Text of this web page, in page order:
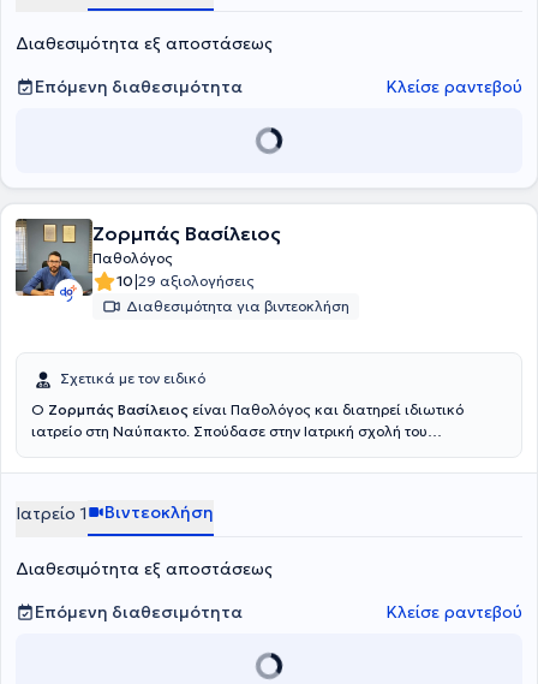
Διαθεσιμότητα εξ αποστάσεως
Επόμενη διαθεσιμότητα
Κλείσε ραντεβού
Ζορμπάς Βασίλειος
Παθολόγος
10|29 αξιολογήσεις
Διαθεσιμότητα για βιντεοκλήση
Σχετικά με τον ειδικό
Ο Ζορμπάς Βασίλειος είναι Παθολόγος και διατηρεί ιδιωτικό
ιατρείο στη Ναύπακτο. Σπούδασε στην Ιατρική σχολή του
ως Ιατρός υπηρεσίας υπαίθρου στο Γενικό Νοσοκομείο
Πλατάνου . Ειδικεύτηκε στην Παθολογία στο Πανεπιστημιακό Γενικό
Νοσοκομείο Πατρών και μετεκπαιδεύτηκε στην Κλινική Ηπατολογία
κατόπιν συμμετοχής στο 16ο σχολείο της Ελληνικής Εταιρείας
Μελέτης Ήπατος
Ιατρείο 1 Βιντεοκλήση
Διαθεσιμότητα εξ αποστάσεως
Επόμενη διαθεσιμότητα
Κλείσε ραντεβού